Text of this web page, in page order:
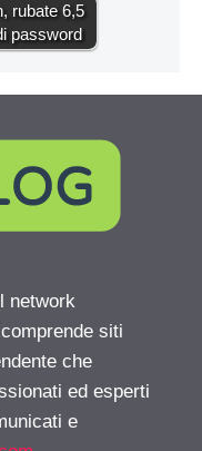
rubate 6,5
password
network
siti
che
ed esperti
e